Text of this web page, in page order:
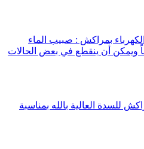
بمراكش : صبيب الماء
ويمكن أن ينقطع في بعض الحالات
للسدة العالية بالله بمناسبة